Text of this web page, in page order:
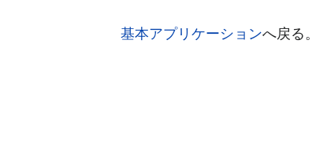
基本アプリケーションへ戻る。